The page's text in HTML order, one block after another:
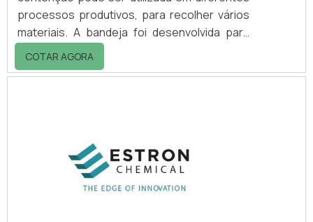
processos produtivos, para recolher vários
materiais. A bandeja foi desenvolvida para
formar uma plataforma de retenção. Ela
atende aos requisitos de segurança e
do material possui excelente resistência
química, baixo peso e fácil mobilidade. A
bandeja é utili.
COTAR AGORA